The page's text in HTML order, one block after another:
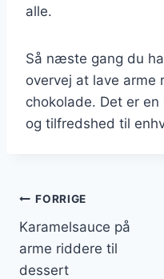
alle.
Så næste gang du
overvej at lave arme
chokolade. Det er
og tilfredshed til
FORRIGE
Karamelsauce på
arme riddere til
dessert